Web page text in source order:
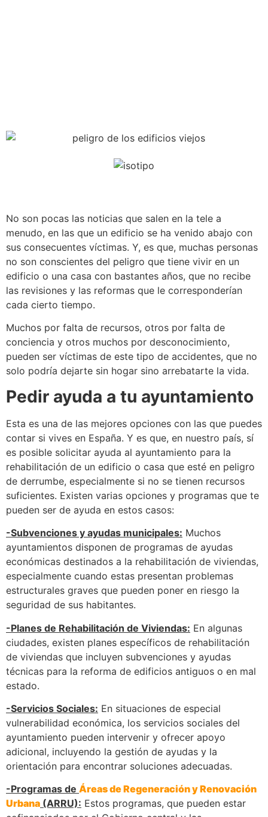
No son pocas las noticias que salen en la tele a
menudo, en las que un edificio se ha venido abajo con
sus consecuentes víctimas. Y, es que, muchas personas
no son conscientes del peligro que tiene vivir en un
edificio o una casa con bastantes años, que no recibe
las revisiones y las reformas que le corresponderían
cada cierto tiempo.
Muchos por falta de recursos, otros por falta de
conciencia y otros muchos por desconocimiento,
pueden ser víctimas de este tipo de accidentes, que no
solo podría dejarte sin hogar sino arrebatarte la vida.
Pedir ayuda a tu ayuntamiento
Esta es una de las mejores opciones con las que puedes
contar si vives en España. Y es que, en nuestro país, sí
es posible solicitar ayuda al ayuntamiento para la
rehabilitación de un edificio o casa que esté en peligro
de derrumbe, especialmente si no se tienen recursos
suficientes. Existen varias opciones y programas que te
pueden ser de ayuda en estos casos:
-Subvenciones y ayudas municipales: Muchos
ayuntamientos disponen de programas de ayudas
económicas destinados a la rehabilitación de viviendas,
especialmente cuando estas presentan problemas
estructurales graves que pueden poner en riesgo la
seguridad de sus habitantes.
-Planes de Rehabilitación de Viviendas: En algunas
ciudades, existen planes específicos de rehabilitación
de viviendas que incluyen subvenciones y ayudas
técnicas para la reforma de edificios antiguos o en mal
estado.
-Servicios Sociales: En situaciones de especial
vulnerabilidad económica, los servicios sociales del
ayuntamiento pueden intervenir y ofrecer apoyo
adicional, incluyendo la gestión de ayudas y la
orientación para encontrar soluciones adecuadas.
-Programas de Áreas de Regeneración y Renovación
Urbana (ARRU): Estos programas, que pueden estar